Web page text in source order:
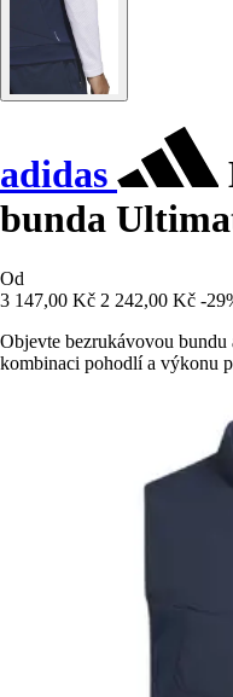
adidas
bunda
Od
3 147,00 Kč 2 242,00 Kč -
Objevte bezrukávovou
kombinaci pohodlí a výkonu